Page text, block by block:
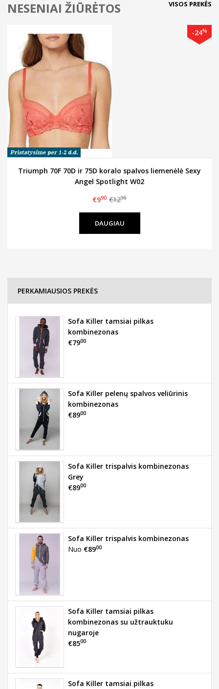
NESENIAI ŽIŪRĖTOS VISOS PREKĖS
-24%
Triumph 70F 70D ir 75D koralo spalvos liemenėlė Sexy
Angel Spotlight W02
€990 €1295
DAUGIAU
PERKAMIAUSIOS PREKĖS
Sofa Killer tamsiai pilkas
kombinezonas
€7900
Sofa Killer pelenų spalvos veliūrinis
kombinezonas
€8900
Sofa Killer trispalvis kombinezonas
Grey
€8900
Sofa Killer trispalvis kombinezonas
Nuo €8900
Sofa Killer tamsiai pilkas
kombinezonas su užtrauktuku
nugaroje
€8500
Sofa Killer tamsiai pilkas